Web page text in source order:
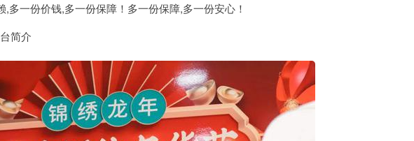
多一份价钱,多一份保障！多一份保障,多一份安心！
简介